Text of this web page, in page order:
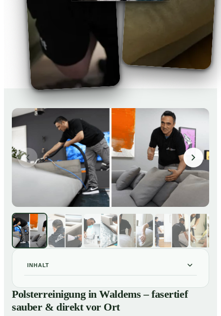
INHALT
Polsterreinigung in Waldems – fasertief sauber &
direkt vor Ort
Polsterreinigung in Waldems – fasertief
sauber & direkt vor Ort